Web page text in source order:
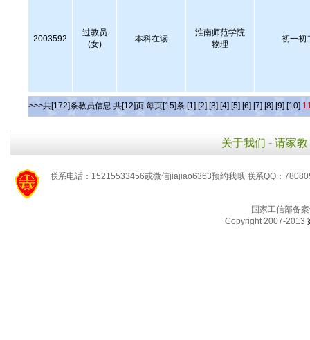
2003592
过教员
(女)
本科在读
淮南师范学院
物理
初一初
>>>共[172]条教员信息 共[12]页 每页[15]条 [1] [2] [3] [4] [5] [6] [7] [8] [9] [10]
关于我们 - 请家教
联系电话：15215533456或微信jiajiao6363预约我哦 联系QQ：
国家工信部备
Copyright 2007-2013